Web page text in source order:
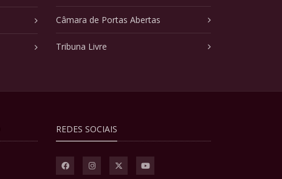
Câmara de Portas Abertas
Tribuna Livre
REDES SOCIAIS